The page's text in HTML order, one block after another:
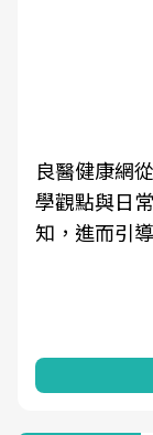
良醫健康網
學觀點與日
知，進而引